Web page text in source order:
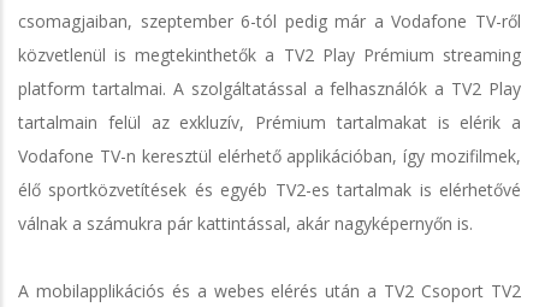
csomagjaiban, szeptember 6-tól pedig már a Vodafone TV-ről
közvetlenül is megtekinthetők a TV2 Play Prémium streaming
platform tartalmai. A szolgáltatással a felhasználók a TV2 Play
tartalmain felül az exkluzív, Prémium tartalmakat is elérik a
Vodafone TV-n keresztül elérhető applikációban, így mozifilmek,
élő sportközvetítések és egyéb TV2-es tartalmak is elérhetővé
válnak a számukra pár kattintással, akár nagyképernyőn is.
A mobilapplikációs és a webes elérés után a TV2 Csoport TV2